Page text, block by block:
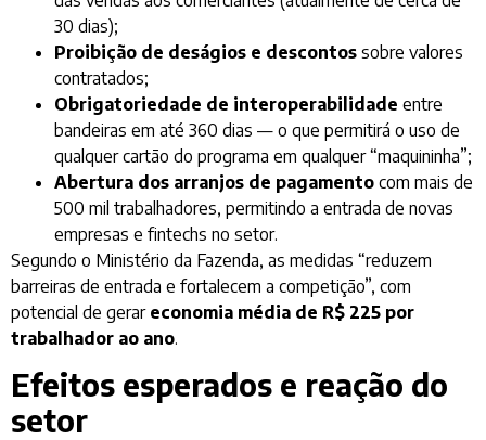
30 dias);
Proibição de deságios e descontos sobre valores
contratados;
Obrigatoriedade de interoperabilidade entre
bandeiras em até 360 dias — o que permitirá o uso de
qualquer cartão do programa em qualquer “maquininha”;
Abertura dos arranjos de pagamento com mais de
500 mil trabalhadores, permitindo a entrada de novas
empresas e fintechs no setor.
Segundo o Ministério da Fazenda, as medidas “reduzem
barreiras de entrada e fortalecem a competição”, com
potencial de gerar economia média de R$ 225 por
trabalhador ao ano.
Efeitos esperados e reação do
setor